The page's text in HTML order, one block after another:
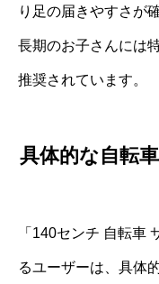
り足の届きやすさが
長期のお子さんには
推奨されています。
具体的な自転
「140センチ 自転車
るユーザーは、具体